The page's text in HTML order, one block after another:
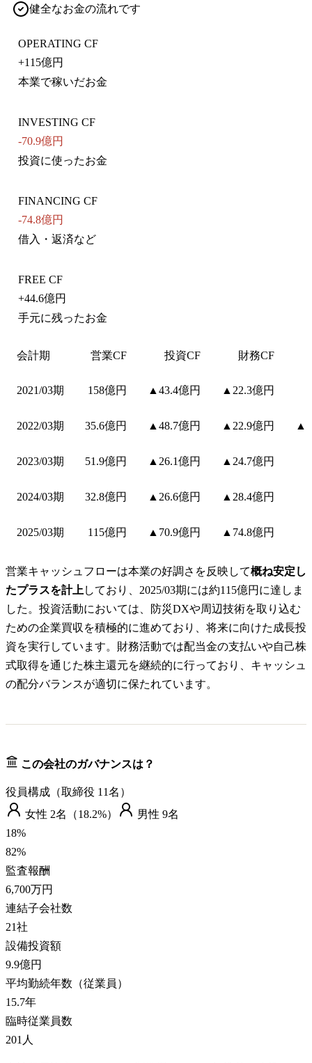
健全なお金の流れです
OPERATING CF
+115億円
本業で稼いだお金
INVESTING CF
-70.9億円
投資に使ったお金
FINANCING CF
-74.8億円
借入・返済など
FREE CF
+44.6億円
手元に残ったお金
会計期 営業CF 投資CF 財務CF
2021/03期 158億円 ▲43.4億円 ▲22.3億円
2022/03期 35.6億円 ▲48.7億円 ▲22.9億円
2023/03期 51.9億円 ▲26.1億円 ▲24.7億円
2024/03期 32.8億円 ▲26.6億円 ▲28.4億円
2025/03期 115億円 ▲70.9億円 ▲74.8億円
営業キャッシュフローは本業の好調さを反映して概ね安定し
たプラスを計上 しており、2025/03期には約115億円に達しま
した。投資活動においては、防災DXや周辺技術を取り込む
ための企業買収を積極的に進めており、将来に向けた成長投
資を実行しています。財務活動では配当金の支払いや自己株
式取得を通じた株主還元を継続的に行っており、キャッシュ
の配分バランスが適切に保たれています。
この会社のガバナンスは？
役員構成（取締役 11名）
女性 2名（18.2%） 男性 9名
18%
82%
監査報酬
6,700万円
連結子会社数
21社
設備投資額
9.9億円
平均勤続年数（従業員）
15.7年
臨時従業員数
201 人